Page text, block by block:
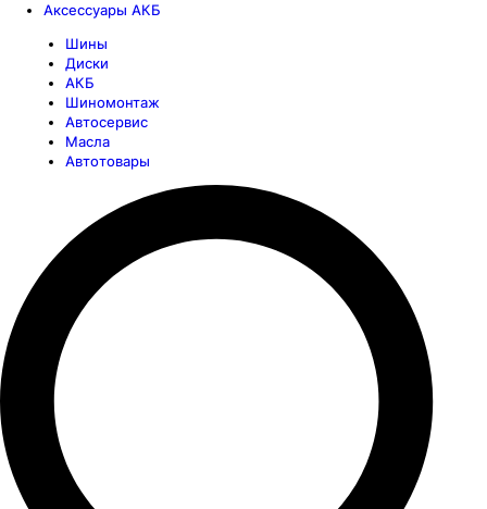
Аксессуары АКБ
Шины
Диски
АКБ
Шиномонтаж
Автосервис
Масла
Автотовары